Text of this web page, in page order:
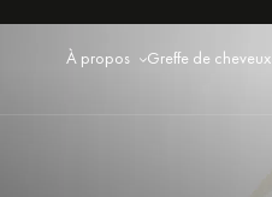
À propos Greffe de cheveux